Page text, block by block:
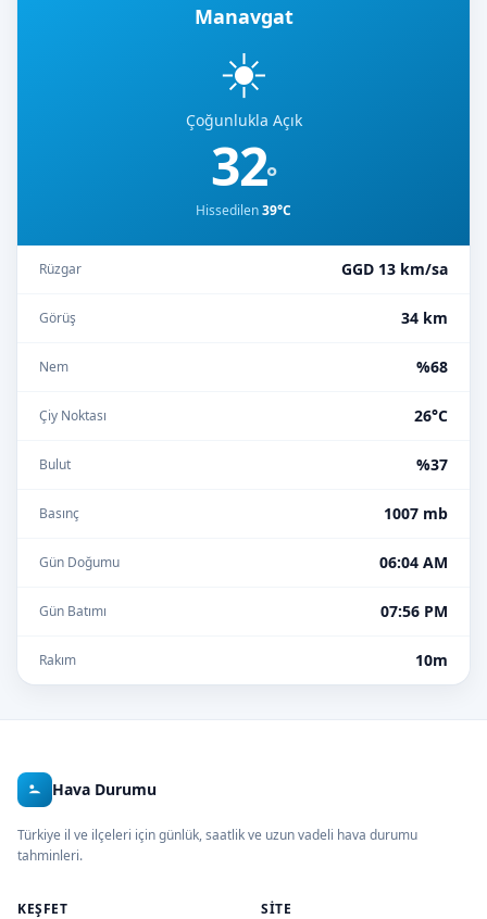
Manavgat
☀️
Çoğunlukla Açık
32°
Hissedilen39°C
Rüzgar GGD 13 km/sa
Görüş 34 km
Nem %68
Çiy Noktası 26°C
Bulut %37
Basınç 1007 mb
Gün Doğumu 06:04 AM
Gün Batımı 07:56 PM
Rakım 10m
Hava Durumu
Türkiye il ve ilçeleri için günlük, saatlik ve uzun vadeli hava durumu
tahminleri.
KEŞFET SITE